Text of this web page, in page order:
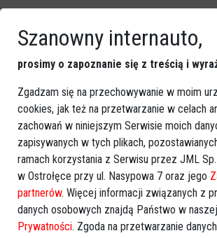
dramatyczny wypadek
Szanowny internauto,
prosimy o zapoznanie się z treścią i
Zgadzam się na przechowywanie w moim
cookies, jak też na przetwarzanie w celach
zachowań w niniejszym Serwisie moich
zapisywanych w tych plikach,
ramach korzystania z Serwisu przez JML
w Ostrołęce przy ul. Nasypowa 7 oraz jego
partnerów. Więcej informacji związanych z
danych osobowych znajdą Państwo w naszej
Prywatności. Zgoda na przetwarzanie